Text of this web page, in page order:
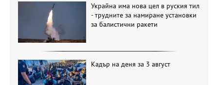
Украйна има нова цел в руския тил
- трудните за намиране установки
за балистични ракети
Кадър на деня за 3 август